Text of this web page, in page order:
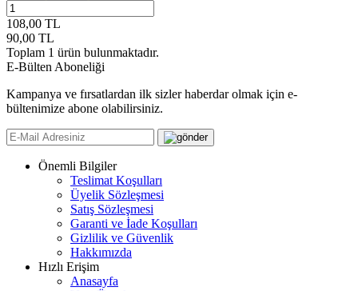
108,00 TL
90,00 TL
Toplam 1 ürün bulunmaktadır.
E-Bülten Aboneliği
Kampanya ve fırsatlardan ilk sizler haberdar olmak için e-
bültenimize abone olabilirsiniz.
Önemli Bilgiler
Teslimat Koşulları
Üyelik Sözleşmesi
Satış Sözleşmesi
Garanti ve İade Koşulları
Gizlilik ve Güvenlik
Hakkımızda
Hızlı Erişim
Anasayfa